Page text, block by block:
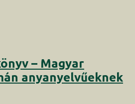
– Magyar
anyanyelvűeknek